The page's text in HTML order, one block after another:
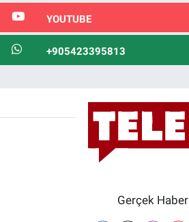
YOUTUBE
+905423395813
Gerçek Haber